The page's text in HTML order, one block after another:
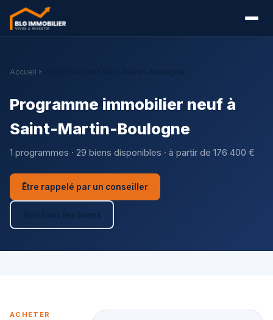
Accueil
Programme immobilier neuf à
Saint-Martin-Boulogne
1 programmes · 29 biens disponibles · à partir de 176 400 €
Être rappelé par un conseiller
Voir tous les biens
ACHETER